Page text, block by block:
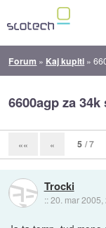
Forum » Kaj kupiti »
6600agp za 34k
«« « 5 / 7
Trocki
::20. mar 2005,